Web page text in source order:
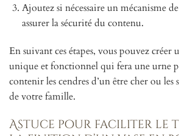
Ajoutez si nécessaire un mécanisme
assurer la sécurité du contenu.
En suivant ces étapes, vous pouvez créer
unique et fonctionnel qui fera une urne
contenir les cendres d’un être cher ou
de votre famille.
Astuce pour faciliter le